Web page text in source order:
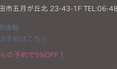
市五月が丘北 23-43-1F TEL:06-
情報
予約はこちら
の予約で5%OFF！